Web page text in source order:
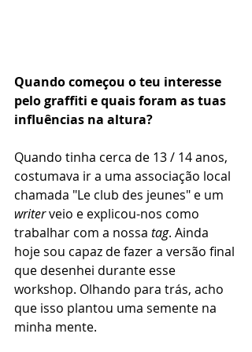
Quando começou o teu interesse
pelo graffiti e quais foram as tuas
influências na altura?
Quando tinha cerca de 13 / 14 anos,
costumava ir a uma associação local
chamada "Le club des jeunes" e um
writer veio e explicou-nos como
trabalhar com a nossa tag. Ainda
hoje sou capaz de fazer a versão final
que desenhei durante esse
workshop. Olhando para trás, acho
que isso plantou uma semente na
minha mente.